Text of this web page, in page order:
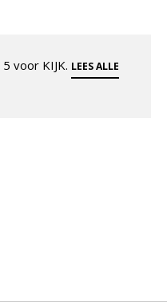
voor KIJK. LEES ALLE